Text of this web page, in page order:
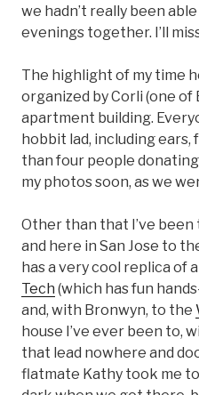
we hadn’t really been
evenings together. I’ll
The highlight of my time
organized by Corli (one of
apartment building.
hobbit lad, including
than four people donating
my photos soon, as we
Other than that I’ve been
and here in San Jose to
has a very cool replica of
Tech (which has fun
and, with Bronwyn, to the
house I’ve ever been to,
that lead nowhere and
flatmate Kathy took me